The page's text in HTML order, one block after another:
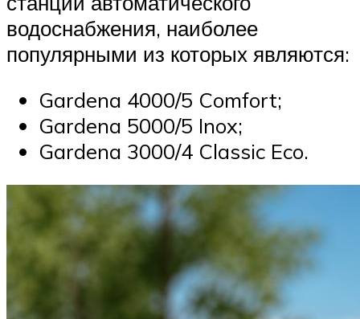
водоснабжения, наиболее
популярными из которых являются:
Gardena 4000/5 Comfort;
Gardena 5000/5 Inox;
Gardena 3000/4 Classic Eco.